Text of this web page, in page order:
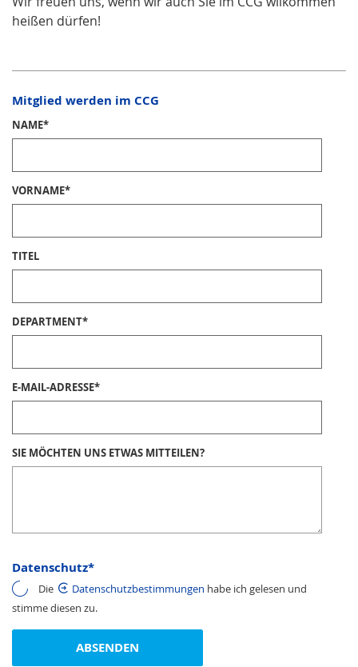
heißen dürfen!
Mitglied werden im CCG
NAME*
VORNAME*
TITEL
DEPARTMENT*
E-MAIL-ADRESSE*
SIE MÖCHTEN UNS ETWAS MITTEILEN?
Datenschutz*
Die Datenschutzbestimmungen habe ich gelesen und
stimme diesen zu.